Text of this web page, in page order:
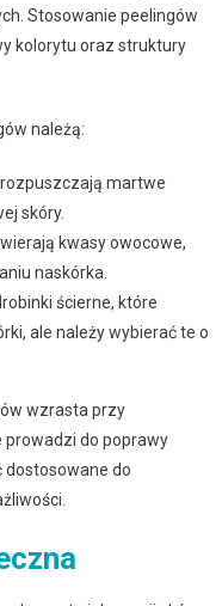
Stosowanie peelingów
kolorytu oraz struktury
należą:
martwe
skóry.
kwasy owocowe,
naskórka.
ścierne, które
ale należy wybierać te o
wzrasta przy
prowadzi do poprawy
dostosowane do